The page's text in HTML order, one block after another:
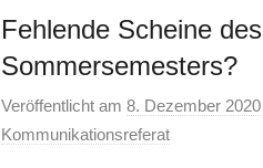
Fehlende Scheine des
Sommersemesters?
Veröffentlicht am8. Dezember 2020
Kommunikationsreferat